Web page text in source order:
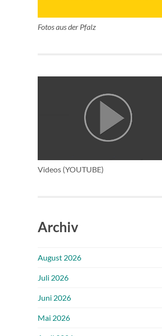
Fotos aus der Pfalz
Videos (YOUTUBE)
Archiv
August 2026
Juli 2026
Juni 2026
Mai 2026